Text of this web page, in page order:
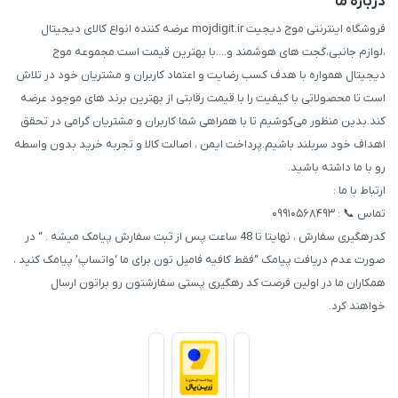
فروشگاه اینترنتی موج دیجیت mojdigit.ir عرضه کننده انواع کالای دیجیتال
،لوازم جانبی،گجت های هوشمند و....با بهترین قیمت است.مجموعه موج
دیجیتال همواره با هدف کسب رضایت و اعتماد کاربران و مشتریان خود در تلاش
است تا محصولاتی با کیفیت را با قیمت رقابتی از بهترین برند های موجود عرضه
کند.بدین منظور می‌کوشیم تا با همراهی شما کاربران و مشتریان گرامی در تحقق
اهداف خود سربلند باشیم.پرداخت ایمن ، اصالت کالا و تجربه خرید بدون واسطه
رو با ما داشته باشید.
ارتباط با ما :
تماس 📞 : ۰۹۹۱۰۵۶۸۴۹۳
کدرهگیری سفارش ، نهایتا تا 48 ساعت پس از ثبت سفارش پیامک میشه . “ در
صورت عدم دریافت پیامک “فقط کافیه فامیل تون برای ما ‘واتساپ’ پیامک کنید ،
همکاران ما در اولین فرصت کد رهگیری پستی سفارشتون رو براتون ارسال
خواهند کرد.